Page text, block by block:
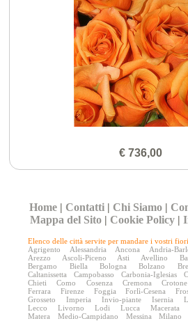
€ 736,00
Home | Contatti | Chi Siamo |
Mappa del Sito | Cookie Policy |
Elenco delle città servite per mandare i vostri
Agrigento
Alessandria Ancona Andria-
Arezzo
Ascoli-Piceno Asti Avellino
Bergamo
Biella Bologna Bolzano
Caltanissetta
Campobasso Carbonia-Iglesias
Chieti
Como Cosenza Cremona Crotone
Ferrara
Firenze Foggia Forlì-Cesena
Grosseto
Imperia Invio-piante Isernia
Lecco
Livorno Lodi Lucca Macerata
Matera
Medio-Campidano Messina Milano